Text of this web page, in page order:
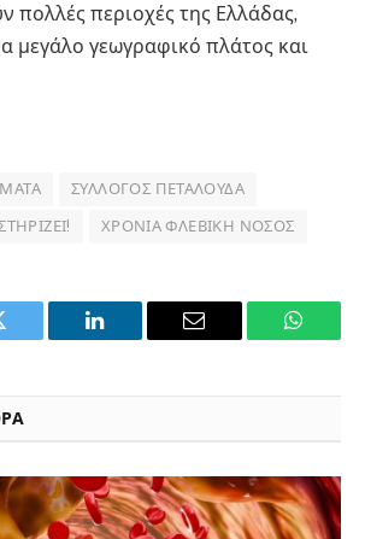
πολλές περιοχές της Ελλάδας,
μεγάλο γεωγραφικό πλάτος και
ΣΎΛΛΟΓΟΣ ΠΕΤΑΛΟΎΔΑ
ΧΡΌΝΙΑ ΦΛΕΒΙΚΉ ΝΌΣΟΣ
LinkedIn Email